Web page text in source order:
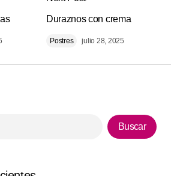
Duraznos con crema
Postres julio 28, 2025
Buscar